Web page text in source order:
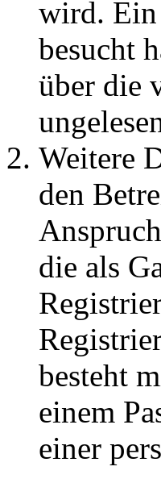
wird. Ein
besucht
über die
Weitere
den
die als
besteht
einem
einer